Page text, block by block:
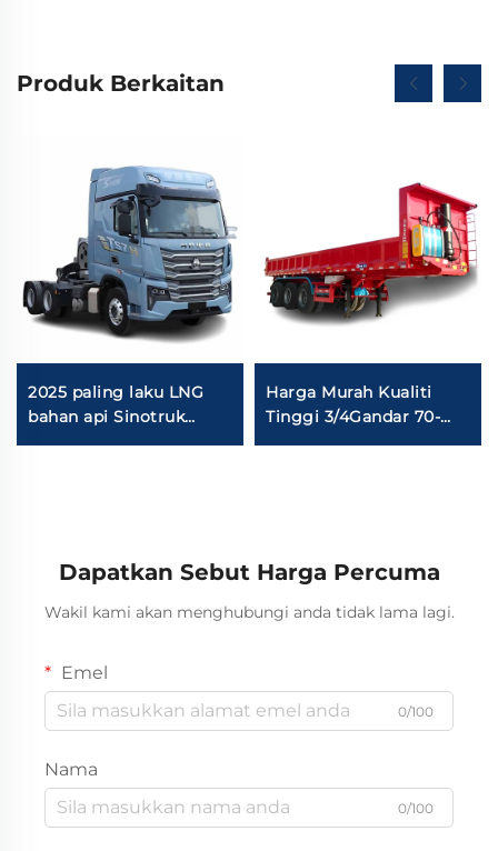
Produk Berkaitan
2025 paling laku LNG
bahan api Sinotruk
HOWO 6x4 10 roda
Harga Murah Kualiti
Tinggi 3/4Gandar 70-
80T Tipper Semi Trailer
Dapatkan Sebut Harga Percuma
Wakil kami akan menghubungi anda tidak lama lagi.
Emel
0/100
Nama
0/100